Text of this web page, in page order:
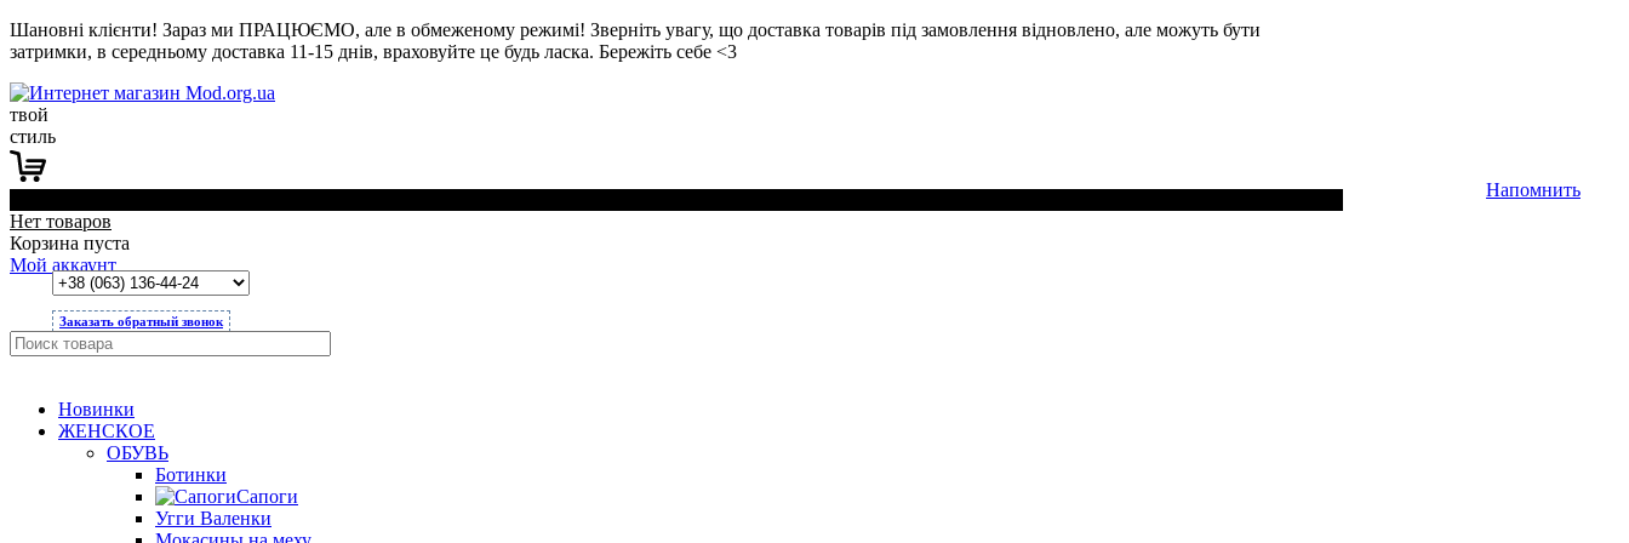
Шановні клієнти! Зараз ми ПРАЦЮЄМО, але в обмеженому режимі! Зверніть увагу, що доставка товарів під замовлення відновлено, але можуть бути
затримки, в середньому доставка 11-15 днів, враховуйте це будь ласка. Бережіть себе <3
твой
стиль
Нет товаров
Корзина пуста
Мой аккаунт
Заказать обратный звонок
Новинки
ЖЕНСКОЕ
ОБУВЬ
Ботинки
Сапоги
Угги Валенки
Напомнить